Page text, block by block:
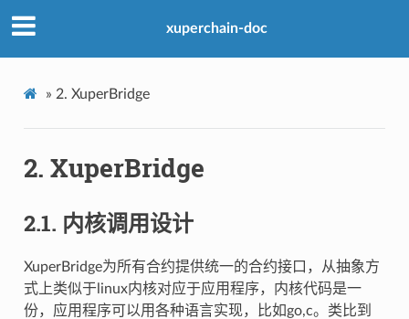
xuperchain-doc
» 2. XuperBridge
2. XuperBridge
2.1. 内核调用设计
XuperBridge为所有合约提供统一的合约接口，从抽象方
式上类似于linux内核对应于应用程序，内核代码是一
份，应用程序可以用各种语言实现，比如go,c。类比到